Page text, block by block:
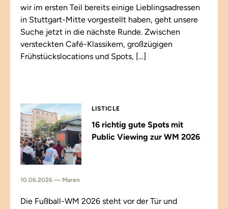
wir im ersten Teil bereits einige Lieblingsadressen
in Stuttgart-Mitte vorgestellt haben, geht unsere
Suche jetzt in die nächste Runde. Zwischen
versteckten Café-Klassikern, großzügigen
Frühstückslocations und Spots, […]
LISTICLE
16 richtig gute Spots mit
Public Viewing zur WM 2026
10.06.2026 — Maren
Die Fußball-WM 2026 steht vor der Tür und